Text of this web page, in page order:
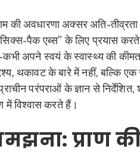
की अवधारणा अक्सर अति-
पैक एब्स” के लिए प्रयास
अपने स्वयं के स्वास्थ्य की
थकावट के बारे में नहीं, बल्कि
परंपराओं के ज्ञान से निर्देशित,
में विश्वास करते हैं।
प्राण